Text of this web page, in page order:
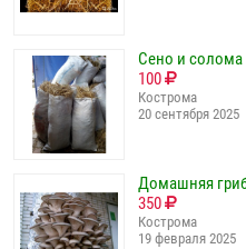
Сено и солома
100
Кострома
20 сентября 2025
Домашняя
350
Кострома
19 февраля 2025